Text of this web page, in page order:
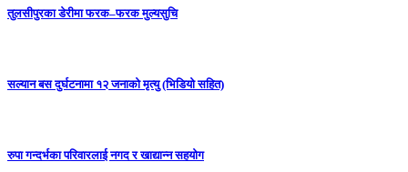
तुलसीपुरका डेरीमा फरक–फरक मुल्यसुचि
सल्यान बस दुर्घटनामा १२ जनाको मृत्यु (भिडियो सहित)
रुपा गन्दर्भका परिवारलाई नगद र खाद्यान्न सहयोग